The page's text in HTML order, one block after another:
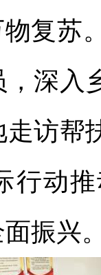
复苏
深入
走访帮
行动
振兴